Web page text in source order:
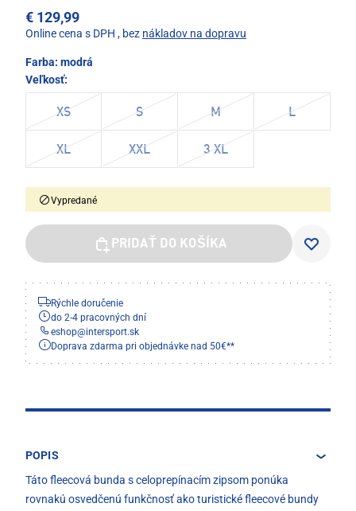
€ 129,99
Online cena s DPH , bez nákladov na dopravu
Farba: modrá
Veľkosť:
XS S M L
XL XXL 3 XL
Vypredané
PRIDAŤ DO KOŠÍKA
Rýchle doručenie
do 2-4 pracovných dní
eshop@intersport.sk
Doprava zdarma pri objednávke nad 50€**
POPIS
Táto fleecová bunda s celoprepínacím zipsom ponúka
rovnakú osvedčenú funkčnosť ako turistické fleecové bundy